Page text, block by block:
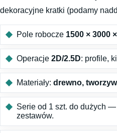
dekoracyjne kratki (podamy
Pole robocze 1500 × 3000
Operacje 2D/2.5D: profile,
Materiały: drewno,
Serie od 1 szt. do dużych
zestawów.